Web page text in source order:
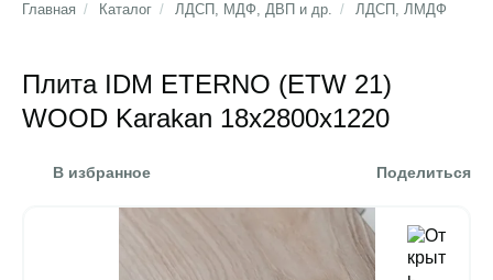
Главная / Каталог / ЛДСП, МДФ, ДВП и др. / ЛДСП, ЛМДФ
Плита IDM ETERNO (ETW 21)
WOOD Karakan 18х2800х1220
В избранное Поделиться